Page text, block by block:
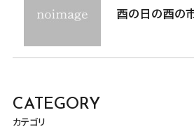
酉の日の酉の
CATEGORY
カテゴリ